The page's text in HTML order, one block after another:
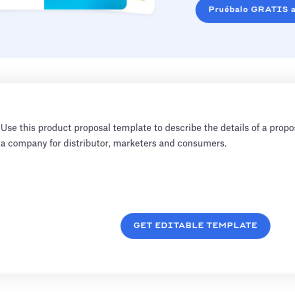
Pruébalo GRATIS
Use this product proposal template to describe the details of a
a company for distributor, marketers and consumers.
GET EDITABLE TEMPLATE